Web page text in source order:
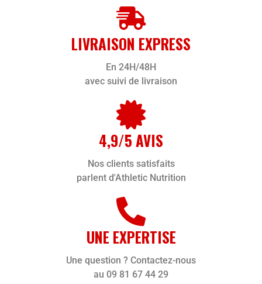
LIVRAISON EXPRESS
En 24H/48H
avec suivi de livraison
4,9/5 AVIS
Nos clients satisfaits
parlent d'Athletic Nutrition
UNE EXPERTISE
Une question ? Contactez-nous
au 09 81 67 44 29